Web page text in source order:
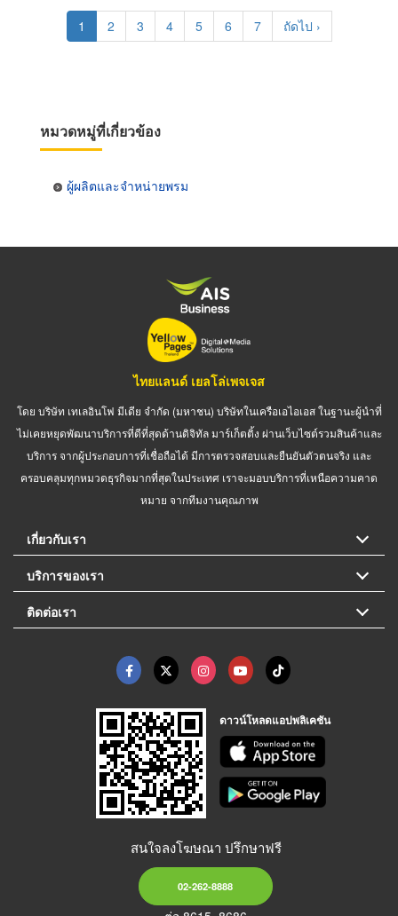
Pagination
Current
page
1 Page
2 Page
3 Page
4 Page
5 Page
6 Page
7
Next
page
ถัดไป ›
หมวดหมู่ที่เกี่ยวข้อง
ผู้ผลิตและจำหน่ายพรม
ไทยแลนด์ เยลโล่เพจเจส
โดย บริษัท เทเลอินโฟ มีเดีย จำกัด (มหาชน) บริษัทในเครือเอไอเอส ในฐานะผู้นำที่
ไม่เคยหยุดพัฒนาบริการที่ดีที่สุดด้านดิจิทัล มาร์เก็ตติ้ง ผ่านเว็บไซต์รวมสินค้าและ
บริการ จากผู้ประกอบการที่เชื่อถือได้ มีการตรวจสอบและยืนยันตัวตนจริง และ
ครอบคลุมทุกหมวดธุรกิจมากที่สุดในประเทศ เราจะมอบบริการที่เหนือความคาด
หมาย จากทีมงานคุณภาพ
เกี่ยวกับเรา
บริการของเรา
ติดต่อเรา
ดาวน์โหลดแอปพลิเคชัน
สนใจลงโฆษณา ปรึกษาฟรี
02-262-8888